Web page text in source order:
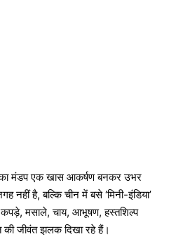
का मंडप एक खास आकर्षण बनकर उभर
नहीं है, बल्कि चीन में बसे ‘मिनी-इंडिया’
कपड़े, मसाले, चाय, आभूषण, हस्तशिल्प
की जीवंत झलक दिखा रहे हैं।